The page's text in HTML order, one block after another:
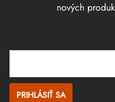
nových
PRIHLÁSIŤ SA